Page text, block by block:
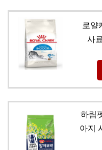
로얄
사
하림
아지